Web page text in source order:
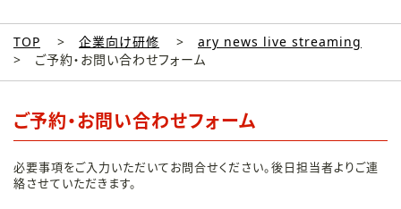
TOP 企業向け研修
ary news live streaming
ご予約・お問い合わせフォーム
ご予約・お問い合わせフォーム
必要事項をご入力いただいてお問合せください。後日担当者よりご連
絡させていただきます。